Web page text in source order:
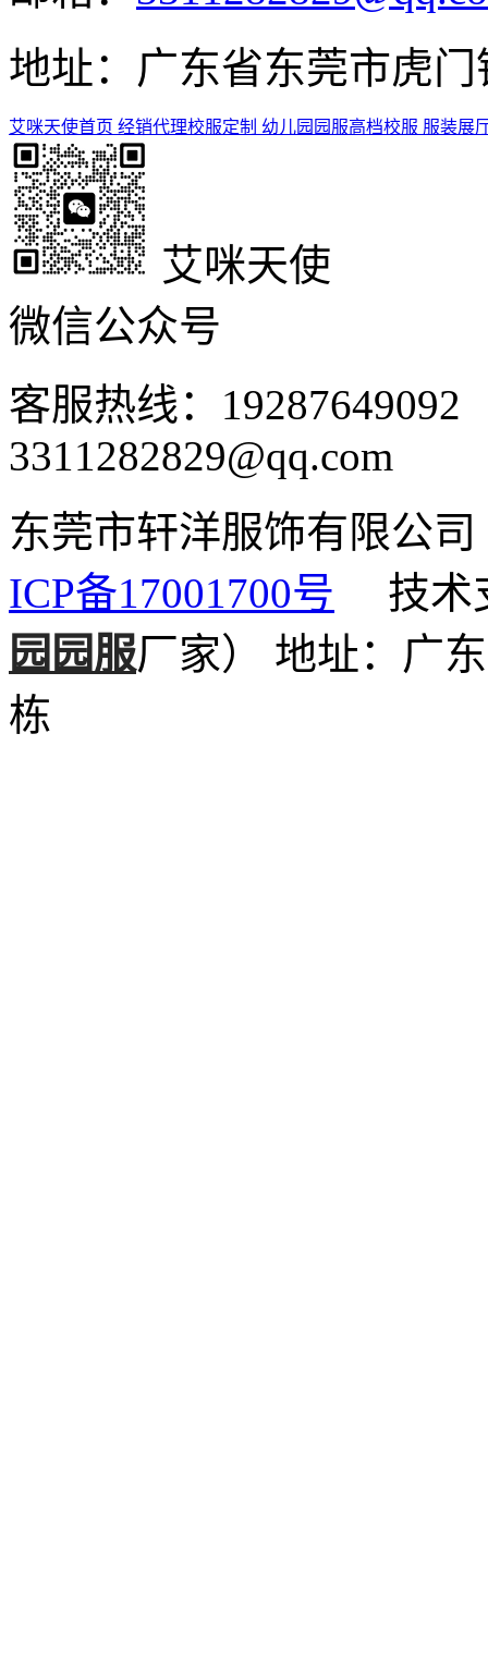
地址：广东省东莞市虎
艾咪天使首页 经销代理校服定制 幼儿园园服高档校服 服装展
艾咪天使
微信公众号
客服热线：
3311282829@qq.com
东莞市轩洋服饰有限
ICP备17001700号 技术
园园服厂家） 地址：广
栋